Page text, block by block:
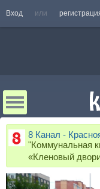
Вход или
8 Канал -
"Коммунальная
«Кленовый